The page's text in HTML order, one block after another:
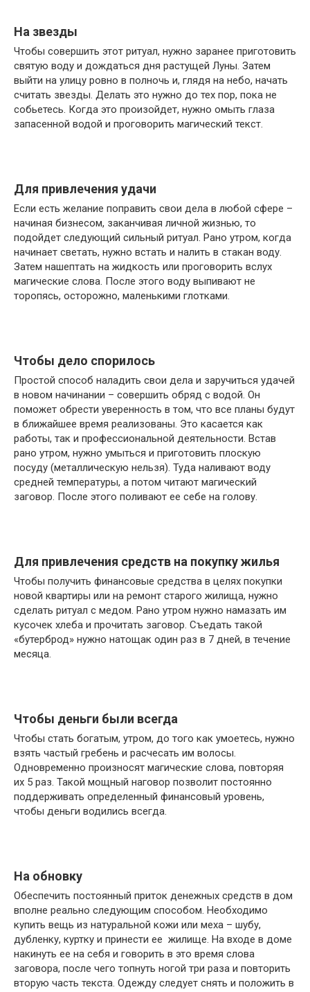
На звезды
Чтобы совершить этот ритуал, нужно заранее приготовить
святую воду и дождаться дня растущей Луны. Затем
выйти на улицу ровно в полночь и, глядя на небо, начать
считать звезды. Делать это нужно до тех пор, пока не
собьетесь. Когда это произойдет, нужно омыть глаза
запасенной водой и проговорить магический текст.
Для привлечения удачи
Если есть желание поправить свои дела в любой сфере –
начиная бизнесом, заканчивая личной жизнью, то
подойдет следующий сильный ритуал. Рано утром, когда
начинает светать, нужно встать и налить в стакан воду.
Затем нашептать на жидкость или проговорить вслух
магические слова. После этого воду выпивают не
торопясь, осторожно, маленькими глотками.
Чтобы дело спорилось
Простой способ наладить свои дела и заручиться удачей
в новом начинании – совершить обряд с водой. Он
поможет обрести уверенность в том, что все планы будут
в ближайшее время реализованы. Это касается как
работы, так и профессиональной деятельности. Встав
рано утром, нужно умыться и приготовить плоскую
посуду (металлическую нельзя). Туда наливают воду
средней температуры, а потом читают магический
заговор. После этого поливают ее себе на голову.
Для привлечения средств на покупку жилья
Чтобы получить финансовые средства в целях покупки
новой квартиры или на ремонт старого жилища, нужно
сделать ритуал с медом. Рано утром нужно намазать им
кусочек хлеба и прочитать заговор. Съедать такой
«бутерброд» нужно натощак один раз в 7 дней, в течение
месяца.
Чтобы деньги были всегда
Чтобы стать богатым, утром, до того как умоетесь, нужно
взять частый гребень и расчесать им волосы.
Одновременно произносят магические слова, повторяя
их 5 раз. Такой мощный наговор позволит постоянно
поддерживать определенный финансовый уровень,
чтобы деньги водились всегда.
На обновку
Обеспечить постоянный приток денежных средств в дом
вполне реально следующим способом. Необходимо
купить вещь из натуральной кожи или меха – шубу,
дубленку, куртку и принести ее жилище. На входе в доме
накинуть ее на себя и говорить в это время слова
заговора, после чего топнуть ногой три раза и повторить
вторую часть текста. Одежду следует снять и положить в